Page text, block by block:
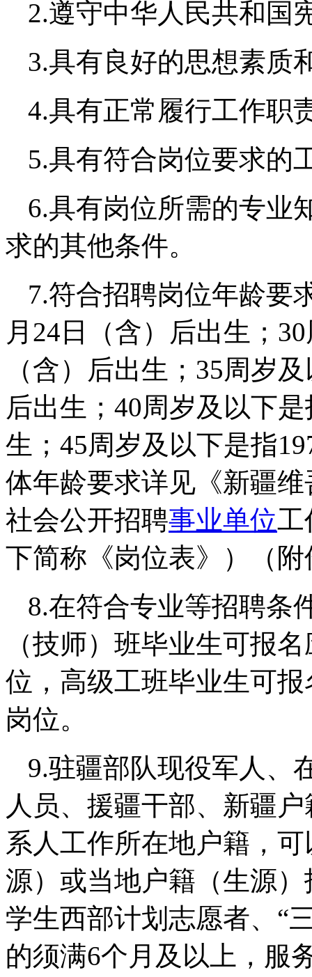
2.遵守中华人民共和国
3.具有良好的思想素质
4.具有正常履行工作职
5.具有符合岗位要求的
6.具有岗位所需的专业
求的其他条件。
7.符合招聘岗位年龄要
月24日（含）后出生；
（含）后出生；35周岁
后出生；40周岁及以下
生；45周岁及以下是指
体年龄要求详见《新疆
社会公开招聘事业单位工
下简称《岗位表》）（附
8.在符合专业等招聘条
（技师）班毕业生可报
位，高级工班毕业生可
岗位。
9.驻疆部队现役军人、
人员、援疆干部、新疆
系人工作所在地户籍，
源）或当地户籍（生源
学生西部计划志愿者、“
的须满6个月及以上，服